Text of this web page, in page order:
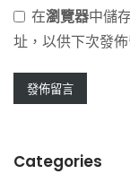
在瀏覽器中儲
址，以供下次發
Categories